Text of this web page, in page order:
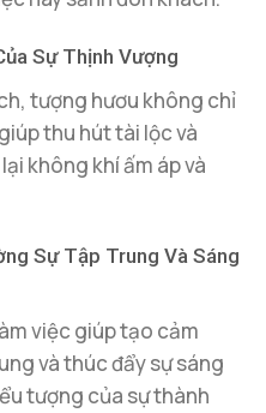
Sự Thịnh Vượng
tượng hươu không chỉ
thu hút tài lộc và
không khí ấm áp và
Sự Tập Trung Và Sáng
việc giúp tạo cảm
và thúc đẩy sự sáng
tượng của sự thành